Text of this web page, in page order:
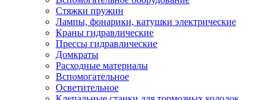
Стяжки пружин
Лампы, фонарики, катушки электрические
Краны гидравлические
Прессы гидравлические
Домкраты
Расходные материалы
Вспомогательное
Осветительное